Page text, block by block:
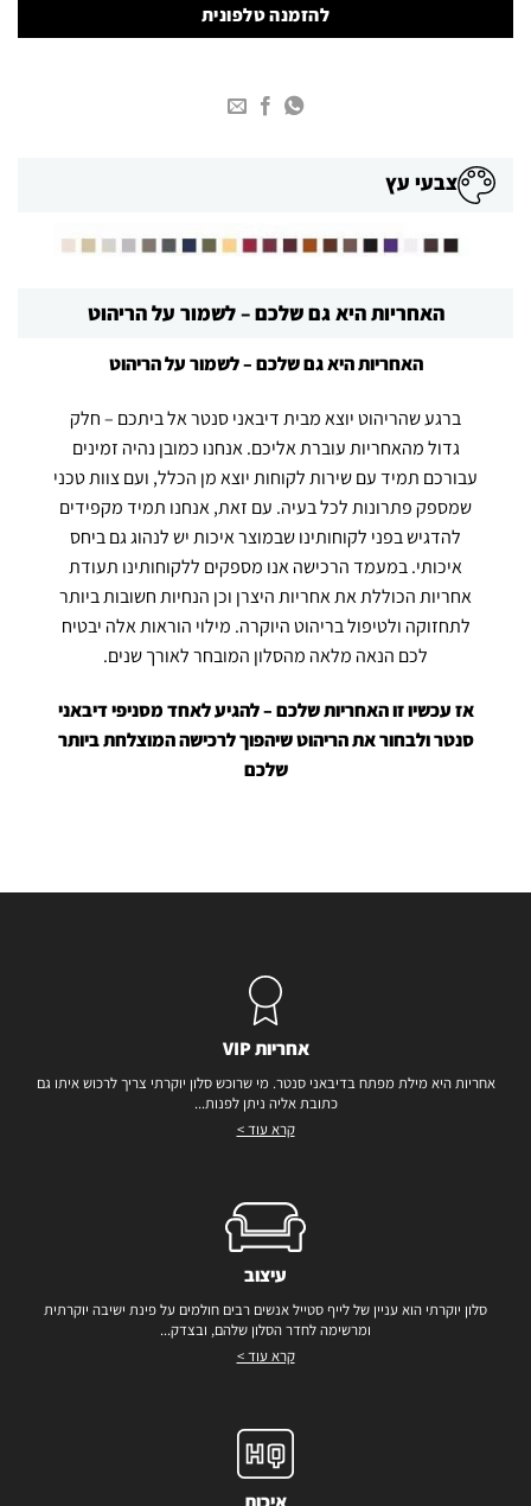
להזמנה טלפונית
צבעי עץ
האחריות היא גם שלכם – לשמור על הריהוט
האחריות היא גם שלכם – לשמור על הריהוט
ברגעשהריהוטיוצא מבית דיבאני סנטר אל ביתכם – חלק
גדול מהאחריות עוברת אליכם. אנחנו כמובן נהיה זמינים
עבורכם תמיד עם שירות לקוחות יוצא מן הכלל, ועם צוות טכני
שמספק פתרונות לכל בעיה. עם זאת, אנחנו תמיד מקפידים
להדגיש בפני לקוחותינו שבמוצר איכות יש לנהוג גם ביחס
איכותי. במעמד הרכישה אנו מספקים ללקוחותינו תעודת
אחריות הכוללת את אחריות היצרן וכן הנחיות חשובות ביותר
לתחזוקה ולטיפולבריהוטהיוקרה. מילוי הוראות אלה יבטיח
לכם הנאה מלאה מהסלון המובחר לאורך שנים.
אז עכשיו זו האחריות שלכם – להגיע לאחד מסניפי דיבאני
סנטר ולבחור אתהריהוטשיהפוך לרכישה המוצלחת ביותר
שלכם
אחריות VIP
אחריות היא מילת מפתח בדיבאני סנטר. מי שרוכש סלון יוקרתי צריך לרכוש איתו גם
כתובת אליה ניתן לפנות...
קרא עוד >
עיצוב
סלון יוקרתי הוא עניין של לייף סטייל אנשים רבים חולמים על פינת ישיבה יוקרתית
ומרשימה לחדר הסלון שלהם, ובצדק...
קרא עוד >